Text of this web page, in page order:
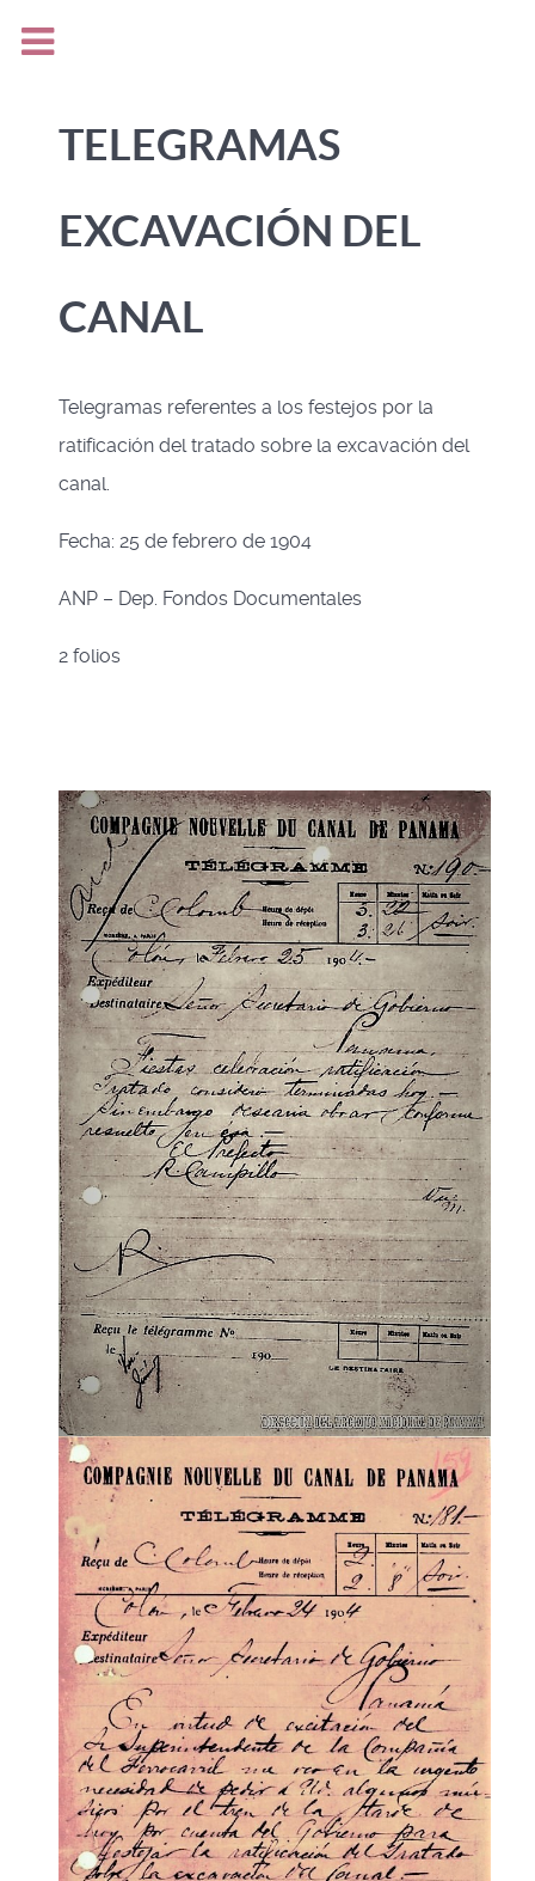
TELEGRAMAS
EXCAVACIÓN DEL
CANAL
Telegramas referentes a los festejos por la
ratificación del tratado sobre la excavación del
canal.
Fecha: 25 de febrero de 1904
ANP – Dep. Fondos Documentales
2 folios